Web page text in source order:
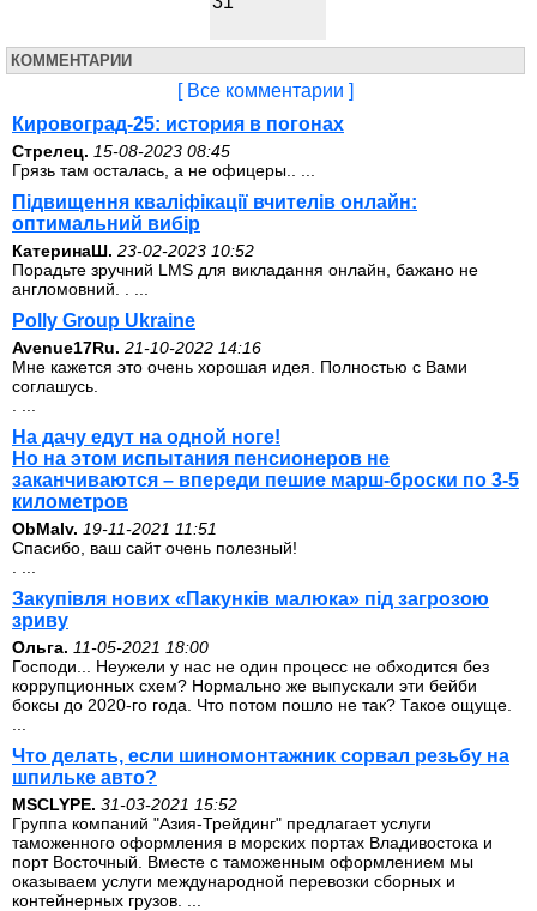
КОММЕНТАРИИ
[ Все комментарии ]
Кировоград-25: история в погонах
Стрелец. 15-08-2023 08:45
Грязь там осталась, а не офицеры.. ...
Підвищення кваліфікації вчителів онлайн:
оптимальний вибір
КатеринаШ. 23-02-2023 10:52
Порадьте зручний LMS для викладання онлайн, бажано не
англомовний. . ...
Polly Group Ukraine
Avenue17Ru. 21-10-2022 14:16
Мне кажется это очень хорошая идея. Полностью с Вами
соглашусь.
На дачу едут на одной ноге!
Но на этом испытания пенсионеров не
заканчиваются – впереди пешие марш-броски по 3-5
километров
ОbMalv. 19-11-2021 11:51
Спасибо, ваш сайт очень полезный!
Закупівля нових «Пакунків малюка» під загрозою
зриву
Ольга. 11-05-2021 18:00
Господи... Неужели у нас не один процесс не обходится без
коррупционных схем? Нормально же выпускали эти бейби
боксы до 2020-го года. Что потом пошло не так? Такое ощуще.
Что делать, если шиномонтажник сорвал резьбу на
шпильке авто?
MSCLYPE. 31-03-2021 15:52
Группа компаний "Азия-Трейдинг" предлагает услуги
таможенного оформления в морских портах Владивостока и
порт Восточный. Вместе с таможенным оформлением мы
оказываем услуги международной перевозки сборных и
контейнерных грузов. ...